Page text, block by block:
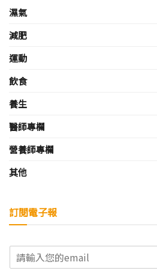
濕氣
減肥
運動
飲食
養生
醫師專欄
營養師專欄
其他
訂閱電子報
E
m